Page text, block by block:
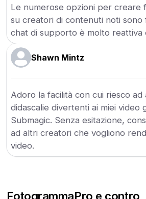
Le numerose opzioni per creare
su creatori di contenuti noti sono
chat di supporto è molto reattiva
Shawn Mintz
Adoro la facilità con cui riesco ad
didascalie divertenti ai miei video
Submagic. Senza esitazione,
ad altri creatori che vogliono
video.
FotogrammaPro e contro